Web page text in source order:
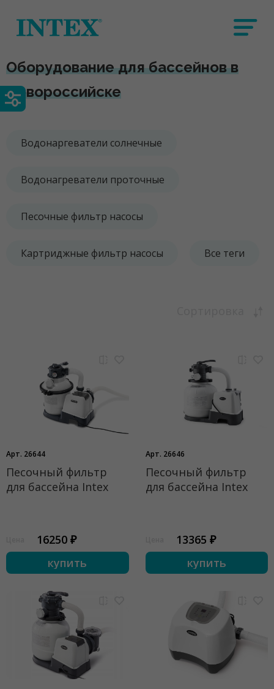
Оборудование для бассейнов в
Новороссийске
Водонаргеватели солнечные
Водонагреватели проточные
Песочные фильтр насосы
Картриджные фильтр насосы Все теги
Арт. 26644
Песочный фильтр
для бассейна Intex
16250 ₽
купить
Арт. 26646
Песочный фильтр
для бассейна Intex
13365 ₽
купить